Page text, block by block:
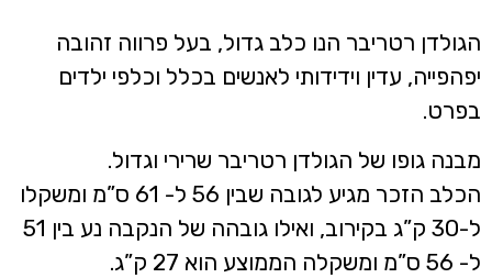
רטריבר הנו כלב גדול, בעל פרווה זהובה
עדין וידידותי לאנשים בכלל וכלפי ילדים
גופו של הגולדן רטריבר שרירי וגדול.
הכלב הזכר מגיע לגובה שבין 56 ל- 61 ס”מ ומשקלו
ל-30 ק”ג בקירוב, ואילו גובהה של הנקבה נע בין 51
הממוצע הוא 27 ק”ג.